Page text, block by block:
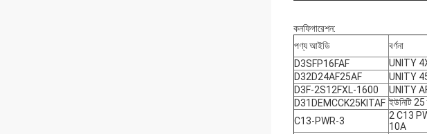
কনফিগারেশন:
পণ্য আইডি
বর্ণনা
D3SFP16FAF
UNITY
D32D24AF25AF
UNITY
D3F-2S12FXL-1600
UNITY
D31DEMCCK25KITAF ইউনিটি
C13-PWR-3
2 C13
10A